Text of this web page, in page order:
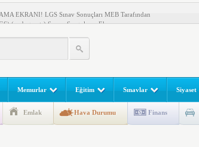
EKRANI! LGS Sınav Sonuçları MEB Tarafından
(meb.gov.tr) Sonuç Sorgulama Ekranı
Öğretmenler Nelere Dikkat Etmeli?
350 Öğrenci Alınacak
Başladı: Unuttuğunuz Paralar Ortaya Çıkabilir, Mirasçıları
Memurlar Eğitim Sınavlar Siyaset
Emlak Hava Durumu Finans